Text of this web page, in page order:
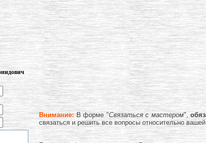
Внимание:В форме "Связаться с мастером",
связаться и решить все вопросы относительно вашей